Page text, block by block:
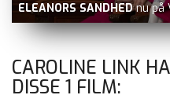
ELEANORS SANDHED nu på
CAROLINE LINK
DISSE 1 FILM: